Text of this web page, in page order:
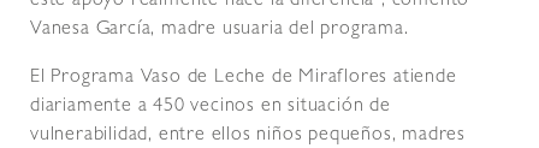
Vanesa García, madre usuaria del programa.
El Programa Vaso de Leche de Miraflores atiende
diariamente a 450 vecinos en situación de
vulnerabilidad, entre ellos niños pequeños, madres